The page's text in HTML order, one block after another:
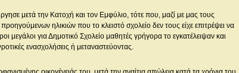
μετά την Κατοχή και τον Εμφύλιο, τότε που, μαζί με μας τους
ηλικιών που το κλειστό σχολείο δεν τους είχε επιτρέψει να
μεγάλοι για Δημοτικό Σχολείο μαθητές γρήγορα το εγκατέλειψαν και
ενασχολήσεις ή μεταναστεύοντας.